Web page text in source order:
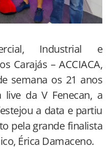
Industrial e
Carajás – ACCIACA,
semana os 21 anos
da V Fenecan, a
a data e partiu
pela grande finalista
Érica Damaceno.